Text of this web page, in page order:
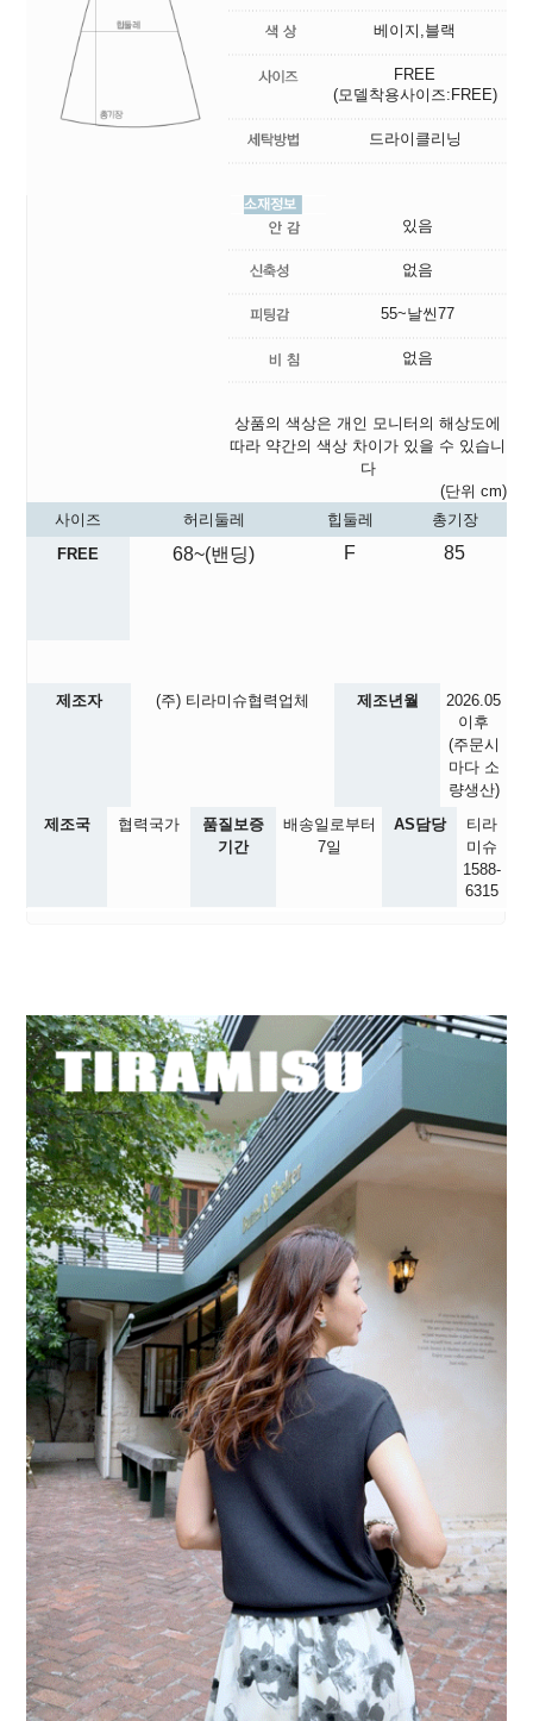
베이지,블랙
FREE
(모델착용사이즈:FREE)
드라이클리닝
있음
없음
55~날씬77
없음
상품의 색상은 개인 모니터의 해상도에
따라 약간의 색상 차이가 있을 수 있습니
다
(단위 cm)
사이즈
허리둘레 힙둘레
총기장
FREE
68~(밴딩) F 85
제조자 (주) 티라미슈협력업체 제조년월
2026.05
이후
(주문시
마다 소
량생산)
제조국
협력국가
품질보증
기간
배송일로부터
7일
AS담당
티라
미슈
1588-
6315